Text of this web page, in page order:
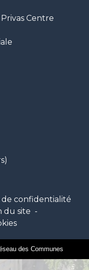
Centre
confidentialité
du site -
des Communes